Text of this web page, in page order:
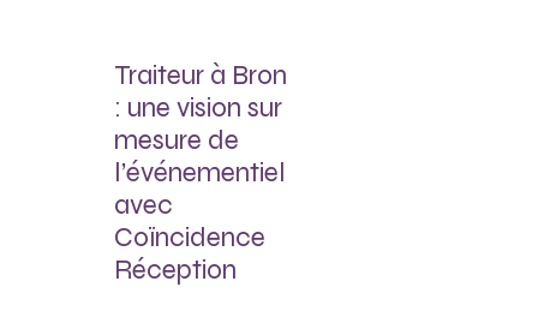
Traiteur à Bron
: une vision sur
mesure de
l’événementiel
avec
Coïncidence
Réception